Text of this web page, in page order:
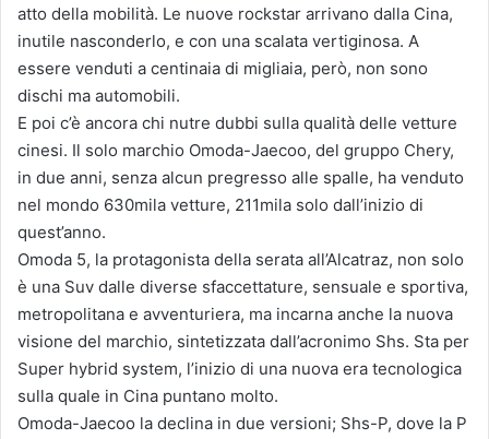
atto della mobilità. Le nuove rockstar arrivano dalla Cina,
inutile nasconderlo, e con una scalata vertiginosa. A
essere venduti a centinaia di migliaia, però, non sono
dischi ma automobili.
E poi c’è ancora chi nutre dubbi sulla qualità delle vetture
cinesi. Il solo marchio Omoda-Jaecoo, del gruppo Chery,
in due anni, senza alcun pregresso alle spalle, ha venduto
nel mondo 630mila vetture, 211mila solo dall’inizio di
quest’anno.
Omoda 5, la protagonista della serata all’Alcatraz, non solo
è una Suv dalle diverse sfaccettature, sensuale e sportiva,
metropolitana e avventuriera, ma incarna anche la nuova
visione del marchio, sintetizzata dall’acronimo Shs. Sta per
Super hybrid system, l’inizio di una nuova era tecnologica
sulla quale in Cina puntano molto.
Omoda-Jaecoo la declina in due versioni; Shs-P, dove la P